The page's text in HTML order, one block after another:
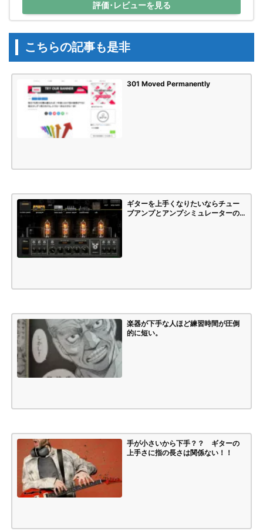
評価･レビューを見る
こちらの記事も是非
301 Moved Permanently
ギターを上手くなりたいならチュー
ブアンプとアンプシミュレーターの
楽器が下手な人ほど練習時間が圧倒
的に短い。
手が小さいから下手？？ ギターの
上手さに指の長さは関係ない！！